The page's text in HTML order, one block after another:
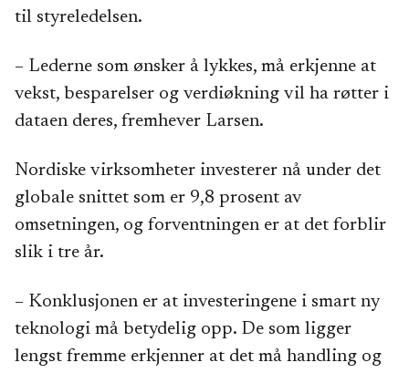
til styreledelsen.
– Lederne som ønsker å lykkes, må erkjenne at
vekst, besparelser og verdiøkning vil ha røtter i
dataen deres, fremhever Larsen.
Nordiske virksomheter investerer nå under det
globale snittet som er 9,8 prosent av
omsetningen, og forventningen er at det forblir
slik i tre år.
– Konklusjonen er at investeringene i smart ny
teknologi må betydelig opp. De som ligger
lengst fremme erkjenner at det må handling og